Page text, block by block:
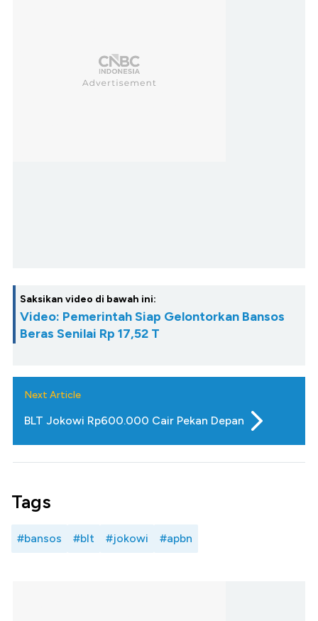
Saksikan video di bawah ini:
Video: Pemerintah Siap Gelontorkan Bansos
Beras Senilai Rp 17,52 T
Next Article
BLT Jokowi Rp600.000 Cair Pekan Depan
Tags
#bansos #blt #jokowi #apbn